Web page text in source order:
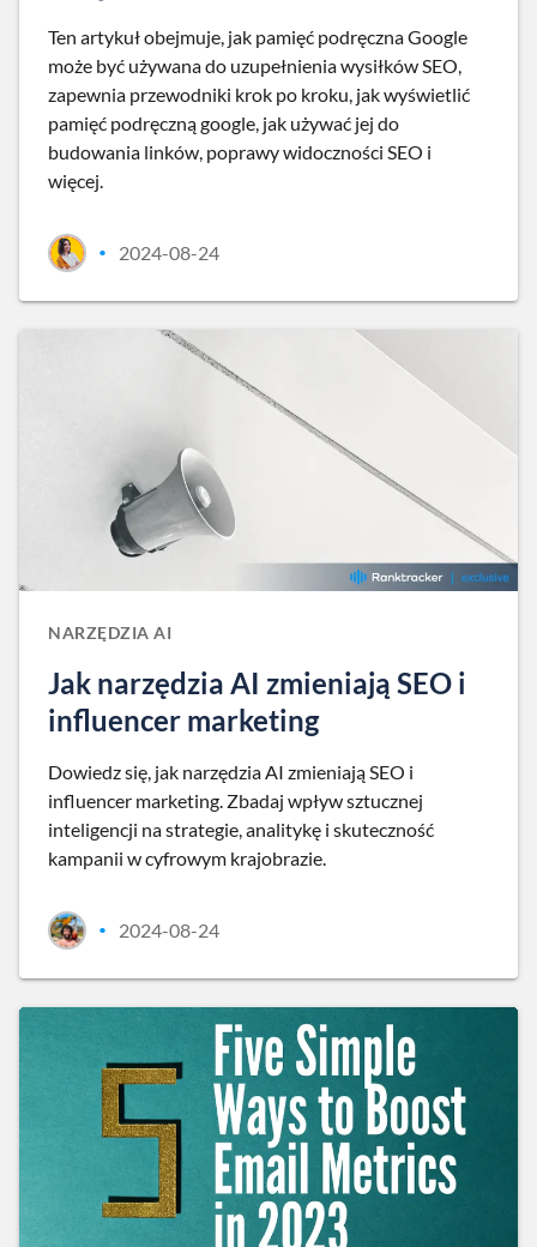
Ten artykuł obejmuje, jak pamięć podręczna Google
może być używana do uzupełnienia wysiłków SEO,
zapewnia przewodniki krok po kroku, jak wyświetlić
pamięć podręczną google, jak używać jej do
budowania linków, poprawy widoczności SEO i
więcej.
• 2024-08-24
NARZĘDZIA AI
Jak narzędzia AI zmieniają SEO i
influencer marketing
Dowiedz się, jak narzędzia AI zmieniają SEO i
influencer marketing. Zbadaj wpływ sztucznej
inteligencji na strategie, analitykę i skuteczność
kampanii w cyfrowym krajobrazie.
• 2024-08-24